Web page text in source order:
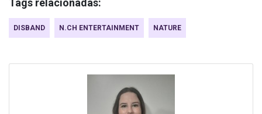
DISBAND N.CH ENTERTAINMENT NATURE